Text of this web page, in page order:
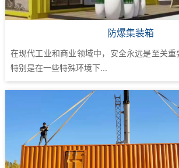
防爆集装箱
在现代工业和商业领域中，安全永远是至关重
特别是在一些特殊环境下...